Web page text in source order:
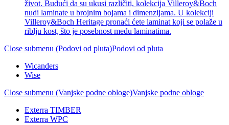
život. Budući da su ukusi različiti, kolekcija Villeroy&Boch
nudi laminate u brojnim bojama i dimenzijama. U kolekciji
Villeroy&Boch Heritage pronaći ćete laminat koji se polaže u
riblju kost, što je posebnost među laminatima.
Close submenu (Podovi od pluta)Podovi od pluta
Wicanders
Wise
Close submenu (Vanjske podne obloge)Vanjske podne obloge
Exterra TIMBER
Exterra WPC